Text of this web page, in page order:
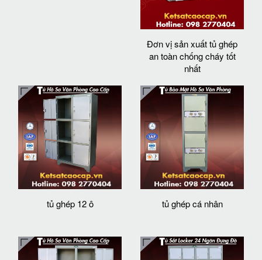
Đơn vị sản xuất tủ ghép
an toàn chống cháy tốt
nhất
tủ ghép 12 ô tủ ghép cá nhân